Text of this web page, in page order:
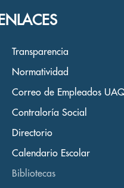
ENLACES
Transparencia
Normatividad
Correo de Empleados
Contraloría Social
Directorio
Calendario Escolar
Bibliotecas